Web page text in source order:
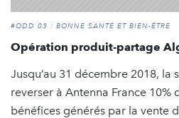
#ODD 03 : BONNE SANTÉ ET BIEN-ÊTRE
Opération produit-partage
Jusqu’au 31 décembre 2018, la
reverser à Antenna France 10%
bénéfices générés par la vente